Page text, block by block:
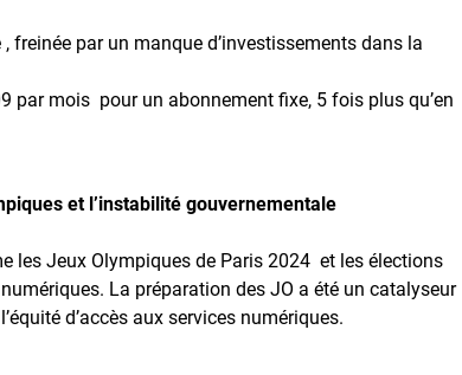
par un manque d’investissements dans la
par mois pour un abonnement fixe, 5 fois plus qu’en
et l’instabilité gouvernementale
les Jeux Olympiques de Paris 2024 et les élections
La préparation des JO a été un catalyseur
d’accès aux services numériques.